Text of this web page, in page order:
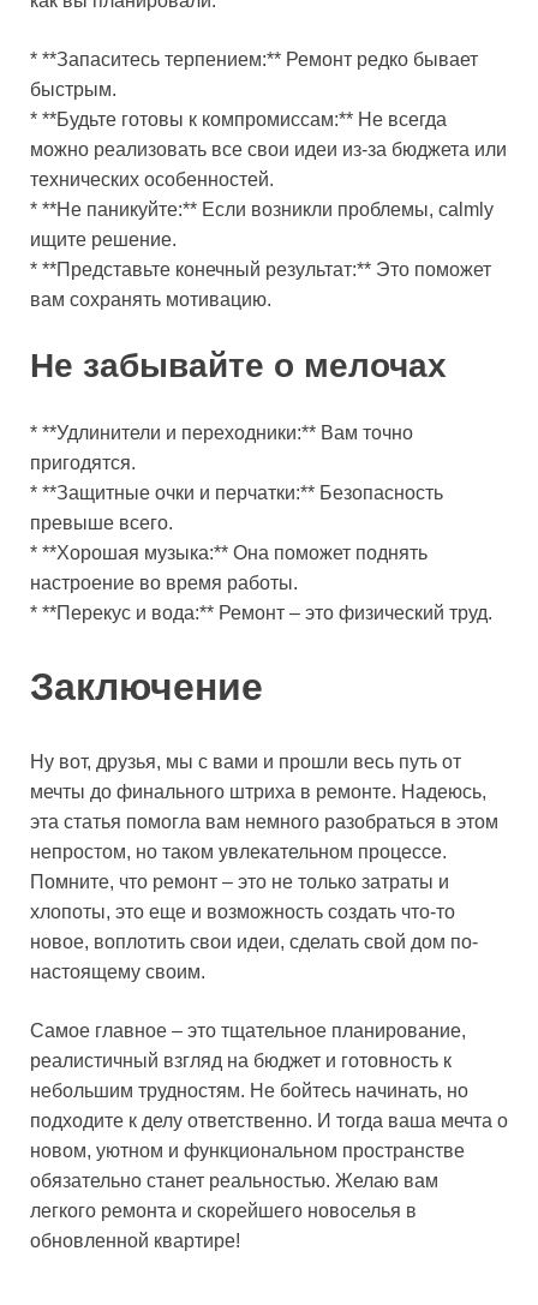
* **Запаситесь терпением:** Ремонт редко бывает
быстрым.
* **Будьте готовы к компромиссам:** Не всегда
можно реализовать все свои идеи из-за бюджета или
технических особенностей.
* **Не паникуйте:** Если возникли проблемы, calmly
ищите решение.
* **Представьте конечный результат:** Это поможет
вам сохранять мотивацию.
Не забывайте о мелочах
* **Удлинители и переходники:** Вам точно
пригодятся.
* **Защитные очки и перчатки:** Безопасность
превыше всего.
* **Хорошая музыка:** Она поможет поднять
настроение во время работы.
* **Перекус и вода:** Ремонт – это физический труд.
Заключение
Ну вот, друзья, мы с вами и прошли весь путь от
мечты до финального штриха в ремонте. Надеюсь,
эта статья помогла вам немного разобраться в этом
непростом, но таком увлекательном процессе.
Помните, что ремонт – это не только затраты и
хлопоты, это еще и возможность создать что-то
новое, воплотить свои идеи, сделать свой дом по-
настоящему своим.
Самое главное – это тщательное планирование,
реалистичный взгляд на бюджет и готовность к
небольшим трудностям. Не бойтесь начинать, но
подходите к делу ответственно. И тогда ваша мечта о
новом, уютном и функциональном пространстве
обязательно станет реальностью. Желаю вам
легкого ремонта и скорейшего новоселья в
обновленной квартире!